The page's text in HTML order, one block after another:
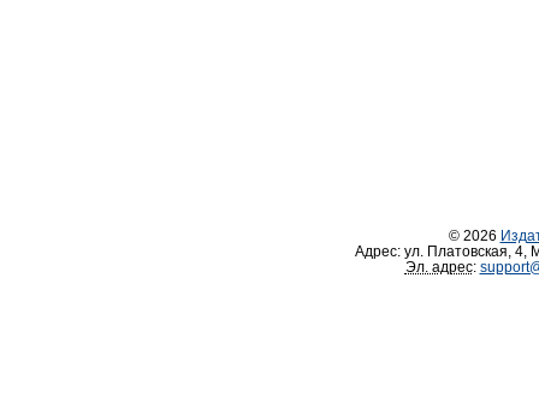
© 2026
Адрес: ул. Платовская, 4
Эл. адрес: